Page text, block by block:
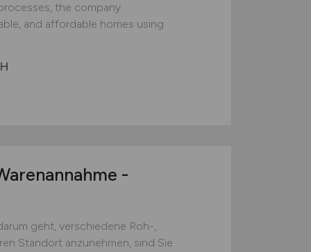
the company
and affordable homes using
-
geht, verschiedene Roh-,
Standort anzunehmen, sind Sie